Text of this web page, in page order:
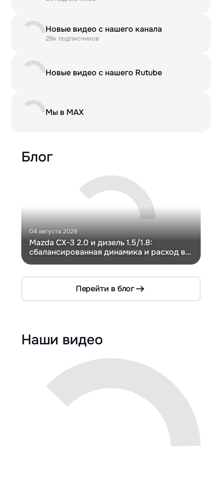
Новые видео с нашего канала
28к подписчиков
Новые видео с нашего Rutube
Мы в MAX
Блог
04 августа 2026
Mazda CX-3 2.0 и дизель 1.5/1.8:
сбалансированная динамика и расход в
Перейти в блог
Наши видео